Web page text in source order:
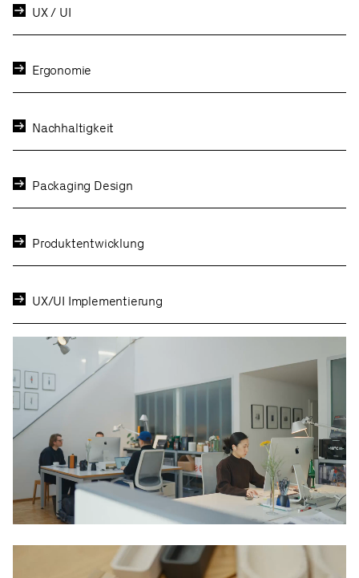
UX / UI
Ergonomie
Nachhaltigkeit
Packaging Design
Produktentwicklung
UX/UI Implementierung